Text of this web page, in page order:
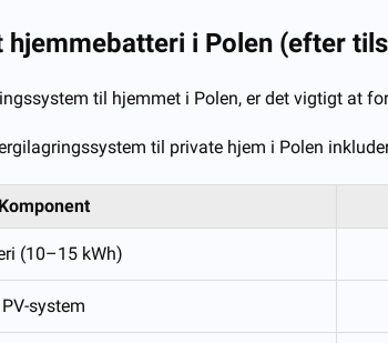
i Polen (efter
til hjemmet i Polen, er det vigtigt at
til private hjem i Polen
Komponent
(10–15 kWh)
PV-system